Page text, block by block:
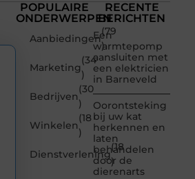
POPULAIRE
ONDERWERPEN
Aanbiedingen
(79
)
Marketing
(34
)
Bedrijven
(30
)
Winkelen
(18
)
Dienstverlening
(18
)
RECENTE
BERICHTEN
Een
warmtepomp
aansluiten met
een elektricien
in Barneveld
Oorontsteking
bij uw kat
herkennen en
laten
behandelen
door de
dierenarts